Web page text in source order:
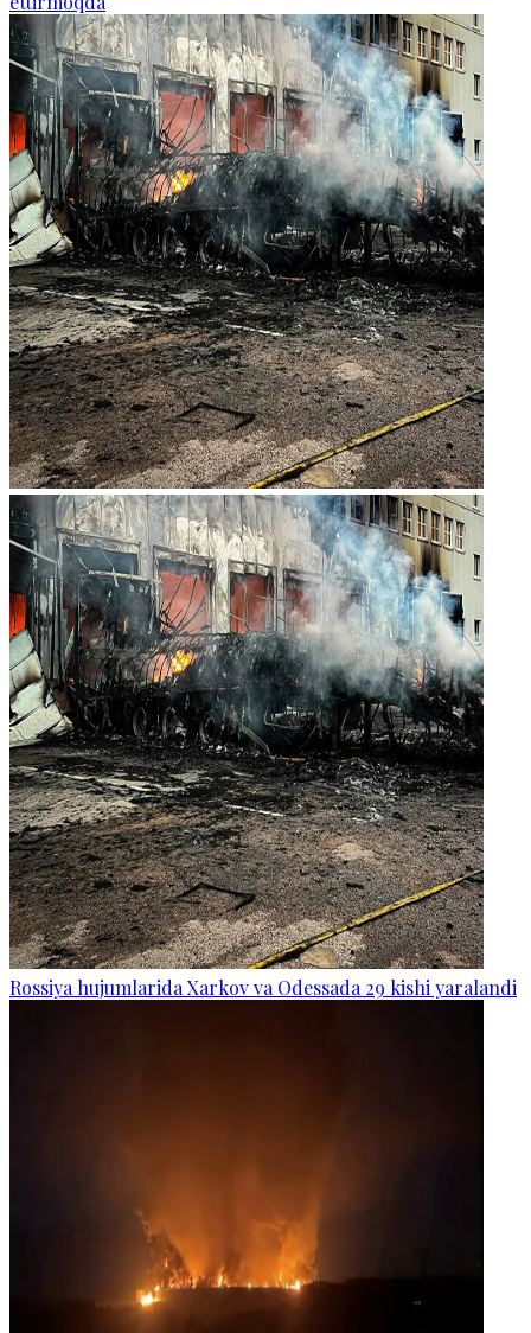
Rossiya hujumlarida Xarkov va Odessada 29 kishi yaralandi